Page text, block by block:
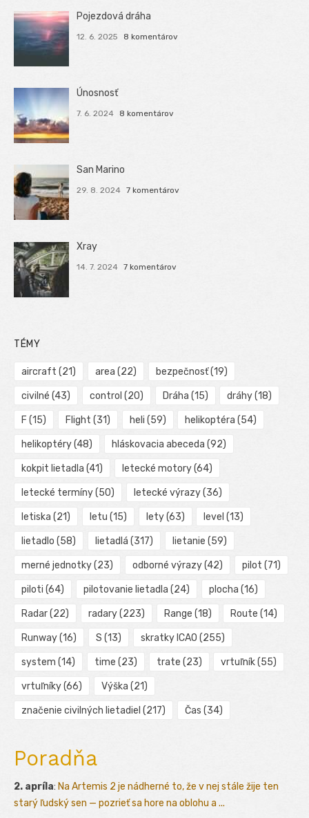
Pojezdová dráha
12. 6. 2025 8 komentárov
Únosnosť
7. 6. 2024 8 komentárov
San Marino
29. 8. 2024 7 komentárov
Xray
14. 7. 2024 7 komentárov
TÉMY
aircraft (21) area (22) bezpečnosť(19)
civilné (43) control (20) Dráha (15) dráhy(18)
F (15) Flight (31) heli (59) helikoptéra (54)
helikoptéry(48) hláskovacia abeceda (92)
kokpit lietadla (41) letecké motory(64)
letecké termíny(50) letecké výrazy(36)
letiska (21) letu (15) lety(63) level (13)
lietadlo (58) lietadlá (317) lietanie (59)
merné jednotky(23) odborné výrazy(42) pilot (71)
piloti (64) pilotovanie lietadla (24) plocha (16)
Radar(22) radary(223) Range (18) Route (14)
Runway(16) S (13) skratky ICAO (255)
system (14) time (23) trate (23) vrtuľník(55)
vrtuľníky(66) Výška (21)
značenie civilných lietadiel (217) Čas (34)
Poradňa
2. apríla: Na Artemis 2 je nádherné to, že v nej stále žije ten
starý ľudský sen — pozrieť sa hore na oblohu a ...